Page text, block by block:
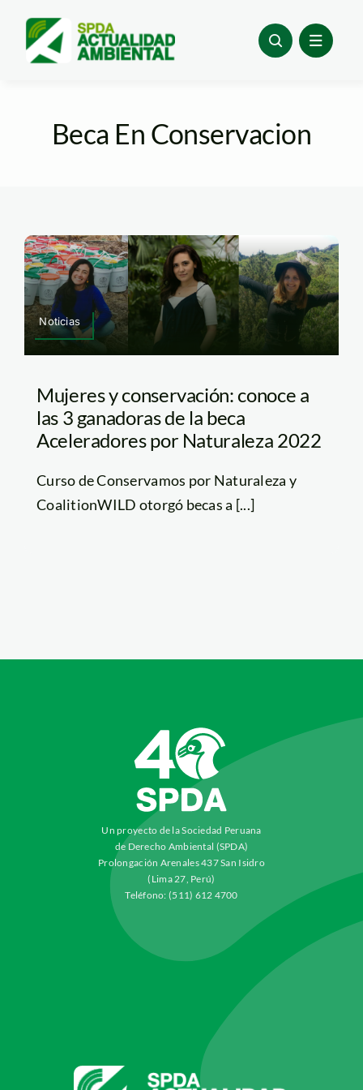
content
Beca En Conservacion
Noticias
Mujeres y conservación: conoce a
las 3 ganadoras de la beca
Aceleradores por Naturaleza 2022
Curso de Conservamos por Naturaleza y
CoalitionWILD otorgó becas a [...]
Un proyecto de la Sociedad Peruana
de Derecho Ambiental (SPDA)
Prolongación Arenales 437 San Isidro
(Lima 27, Perú)
Teléfono: (511) 612 4700